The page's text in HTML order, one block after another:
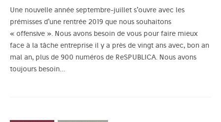
Une nouvelle année septembre-juillet s’ouvre avec les
prémisses d’une rentrée 2019 que nous souhaitons
« offensive ». Nous avons besoin de vous pour faire mieux
face à la tâche entreprise il y a près de vingt ans avec, bon an
mal an, plus de 900 numéros de ReSPUBLICA. Nous avons
toujours besoin…